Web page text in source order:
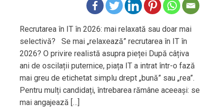
Recrutarea în IT în 2026: mai relaxată sau doar mai
selectivă? Se mai „relaxează” recrutarea în IT în
2026? O privire realistă asupra pieței După câțiva
ani de oscilații puternice, piața IT a intrat într-o fază
mai greu de etichetat simplu drept „bună” sau „rea”.
Pentru mulți candidați, întrebarea rămâne aceeași: se
mai angajează […]